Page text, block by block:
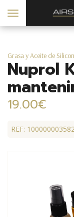
Toggle
navigation
Grasa y Aceite de
Nuprol
19.00€
REF: